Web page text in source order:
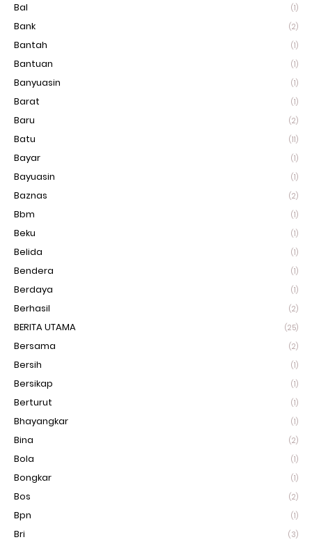
Bal (1)
Bank (2)
Bantah (1)
Bantuan (1)
Banyuasin (1)
Barat (1)
Baru (2)
Batu (11)
Bayar (1)
Bayuasin (1)
Baznas (2)
Bbm (1)
Beku (1)
Belida (1)
Bendera (1)
Berdaya (1)
Berhasil (2)
BERITA UTAMA (25)
Bersama (2)
Bersih (1)
Bersikap (1)
Berturut (1)
Bhayangkar (1)
Bina (2)
Bola (1)
Bongkar (1)
Bos (2)
Bpn (1)
Bri (3)